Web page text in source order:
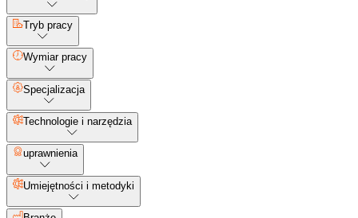
Tryb pracy
Wymiar pracy
Specjalizacja
Technologie i narzędzia
uprawnienia
Umiejętności i metodyki